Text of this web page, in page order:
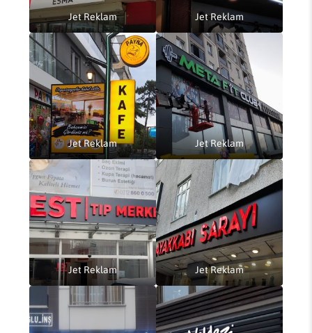
Jet Reklam Jet Reklam
Jet Reklam Jet Reklam
Jet Reklam Jet Reklam